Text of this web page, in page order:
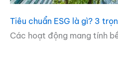
Tiêu chuẩn ESG là gì? 3
Các hoạt động mang tính